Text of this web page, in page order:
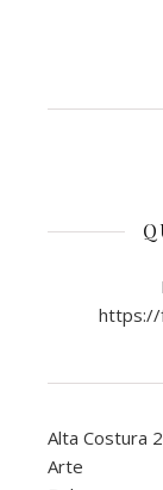
https://
Alta Costura
Arte